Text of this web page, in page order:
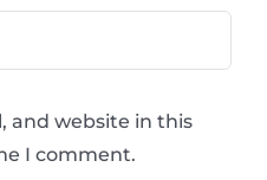
and website in this
I comment.